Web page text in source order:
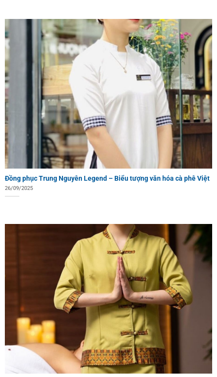
Đồng phục Trung Nguyên Legend – Biểu tượng văn hóa cà phê Việt
26/09/2025